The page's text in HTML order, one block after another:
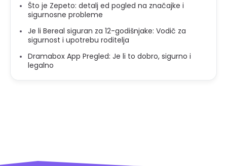
Što je Zepeto: detalj ed pogled na značajke i
sigurnosne probleme
Je li Bereal siguran za 12-godišnjake: Vodič za
sigurnost i upotrebu roditelja
Dramabox App Pregled: Je li to dobro, sigurno i
legalno